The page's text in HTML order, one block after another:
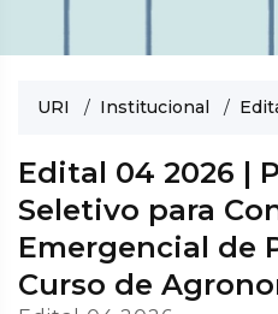
URI / Institucional /
Edital 04 2026 |
Seletivo para
Emergencial de
Curso de